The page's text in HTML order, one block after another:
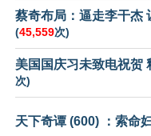
蔡奇布局：逼走李干杰
(45,559次)
美国国庆习未致电祝贺
次)
天下奇谭 (600) ：索命